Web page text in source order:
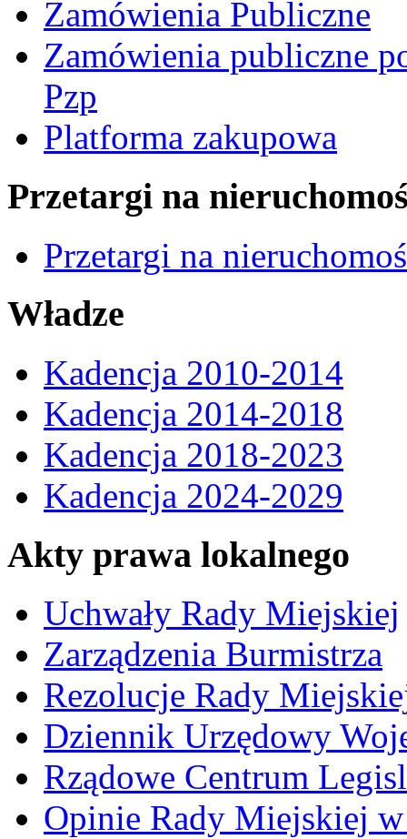
Zamówienia Publiczne
Zamówienia publiczne
Pzp
Platforma zakupowa
Przetargi na
Przetargi na
Władze
Kadencja 2010-2014
Kadencja 2014-2018
Kadencja 2018-2023
Kadencja 2024-2029
Akty prawa lokalnego
Uchwały Rady Miejskiej
Zarządzenia Burmistrza
Rezolucje Rady
Dziennik Urzędowy
Rządowe Centrum
Opinie Rady Miejskiej w